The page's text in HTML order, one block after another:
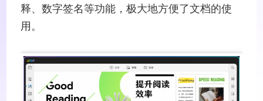
释、数字签名等功能，极大地方便了文档的使
用。